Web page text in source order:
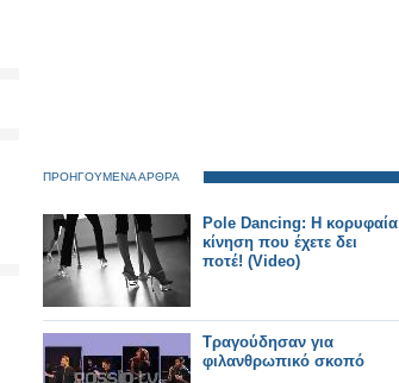
ΠΡΟΗΓΟΥΜΕΝΑ ΑΡΘΡΑ
Pole Dancing: Η κορυφαία
κίνηση που έχετε δει
ποτέ! (Video)
Τραγούδησαν για
φιλανθρωπικό σκοπό